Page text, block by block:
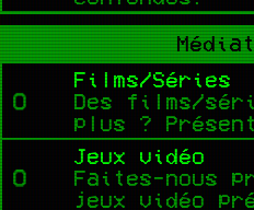
Films/Séries
Des films/
plus ?
Jeux vidéo
Faites-nous
jeux vidéo